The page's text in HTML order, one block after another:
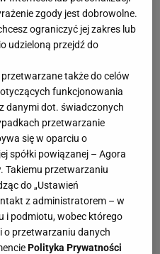
jednak raczej
wygrać z Amerykanami,
narodem, że
Nobla. No, wystarczyło
w 95 minucie...
zgody jest dobrowolne.
ograniczyć jej zakres lub
udzieloną przejdź do
także do celów
funkcjonowania
danymi dot. świadczonych
przetwarzanie
się w oparciu o
spółki powiązanej – Agora
Takiemu przetwarzaniu
do „Ustawień
z administratorem – w
i podmiotu, wobec którego
o przetwarzaniu danych
Polityka Prywatności